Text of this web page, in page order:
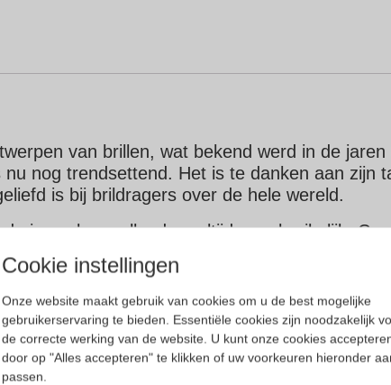
van brillen, wat bekend werd in de
nog trendsettend. Het is te danken aan zijn
is bij brildragers over de hele wereld.
is vaak opvallend en altijd ongebruikelijk.
Cookie instellingen
Onze website maakt gebruik van cookies om u de best mogelijke
gebruikerservaring te bieden. Essentiële cookies zijn noodzakelijk
de correcte werking van de website. U kunt onze cookies
door op "Alles accepteren" te klikken of uw voorkeuren hieronder
passen.